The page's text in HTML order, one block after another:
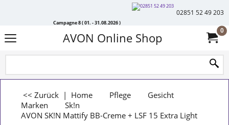
Campagne 8 ( 01. - 31.08.2026 )
02851 52 49 203
AVON Online Shop 0
<< Zurück | Home Pflege
Gesicht
Marken
Sk!n
AVON SK!N Mattify BB-Creme + LSF 15 Extra Light